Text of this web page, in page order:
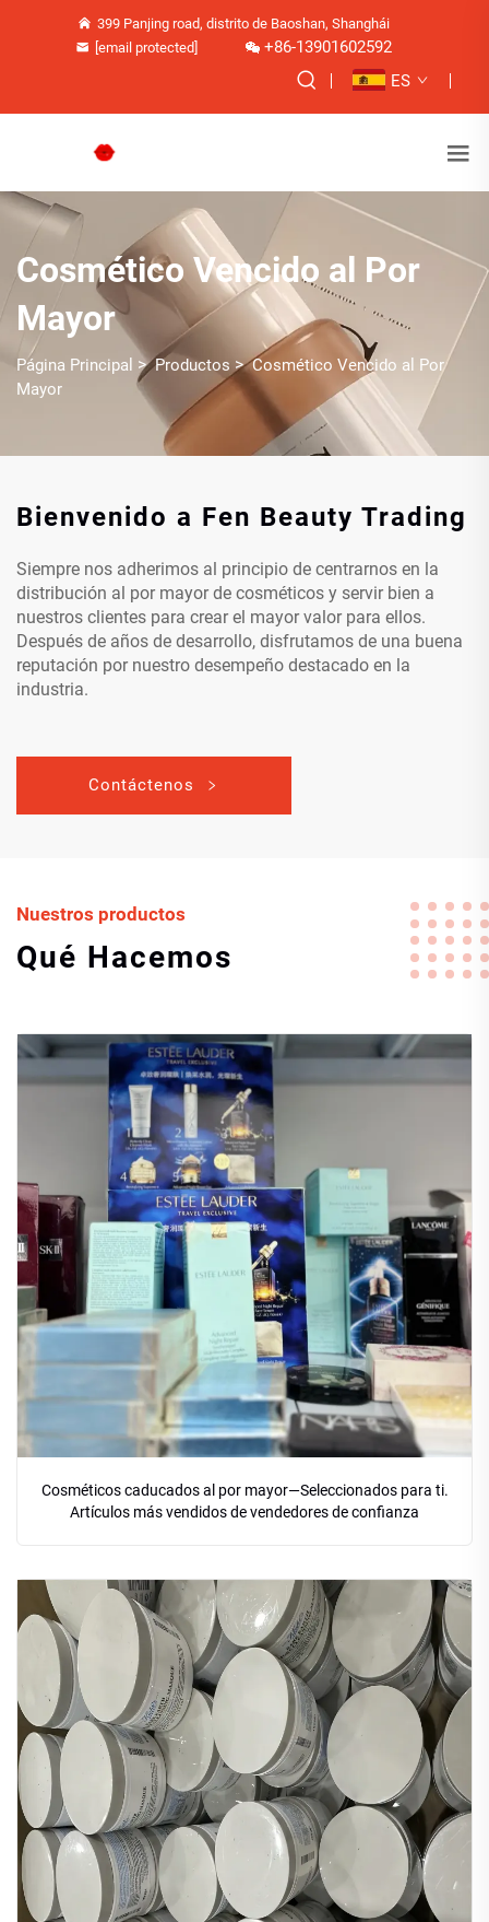
399 Panjing road, distrito de Baoshan, Shanghái
[email protected]
+86-13901602592
ES
Cosmético Vencido al Por
Mayor
Página Principal >Productos >Cosmético Vencido al Por
Mayor
Bienvenido a Fen Beauty Trading
Siempre nos adherimos al principio de centrarnos en la
distribución al por mayor de cosméticos y servir bien a
nuestros clientes para crear el mayor valor para ellos.
Después de años de desarrollo, disfrutamos de una buena
reputación por nuestro desempeño destacado en la
industria.
Contáctenos
Nuestros productos
Qué Hacemos
Cosméticos caducados al por mayor—Seleccionados para ti.
Artículos más vendidos de vendedores de confianza